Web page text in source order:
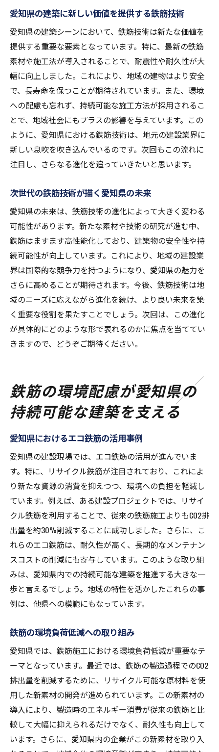
愛知県の建築に新しい価値を提供する鉄筋技術
愛知県の建築シーンにおいて、鉄筋技術は新たな価値を
提供する重要な要素となっています。特に、最新の鉄筋
素材や施工法が導入されることで、耐震性や耐久性が大
幅に向上しました。これにより、地域の建物はより安全
で、長寿命を保つことが期待されています。また、環境
への配慮も忘れず、持続可能な施工方法が採用されるこ
とで、地域社会にもプラスの影響を与えています。この
ように、愛知県における鉄筋技術は、地元の建設業界に
新しい息吹を吹き込んでいるのです。次回もこの流れに
注目し、さらなる進化を追っていきたいと思います。
次世代の鉄筋技術が描く愛知県の未来
愛知県の未来は、鉄筋技術の進化によって大きく変わる
可能性があります。新たな素材や技術の研究が進む中、
鉄筋はますます高性能化しており、建築物の安全性や持
続可能性が向上しています。これにより、地域の建設業
界は国際的な競争力を持つようになり、愛知県の魅力を
さらに高めることが期待されます。今後、鉄筋技術は地
域のニーズに応えながら進化を続け、より良い未来を築
く重要な役割を果たすことでしょう。次回は、この進化
が具体的にどのような形で表れるのかに焦点を当ててい
きますので、どうぞご期待ください。
鉄筋の環境配慮が愛知県の
持続可能な建築を支える
愛知県におけるエコ鉄筋の活用事例
愛知県の建設現場では、エコ鉄筋の活用が進んでいま
す。特に、リサイクル鉄筋が注目されており、これによ
り新たな資源の消費を抑えつつ、環境への負担を軽減し
ています。例えば、ある建設プロジェクトでは、リサイ
クル鉄筋を利用することで、従来の鉄筋施工よりもCO2排
出量を約30%削減することに成功しました。さらに、こ
れらのエコ鉄筋は、耐久性が高く、長期的なメンテナン
スコストの削減にも寄与しています。このような取り組
みは、愛知県内での持続可能な建築を推進する大きな一
歩と言えるでしょう。地域の特性を活かしたこれらの事
例は、他県への模範にもなっています。
鉄筋の環境負荷低減への取り組み
愛知県では、鉄筋施工における環境負荷低減が重要なテ
ーマとなっています。最近では、鉄筋の製造過程でのCO2
排出量を削減するために、リサイクル可能な原材料を使
用した新素材の開発が進められています。この新素材の
導入により、製造時のエネルギー消費が従来の鉄筋と比
較して大幅に抑えられるだけでなく、耐久性も向上して
います。さらに、愛知県内の企業がこの新素材を取り入